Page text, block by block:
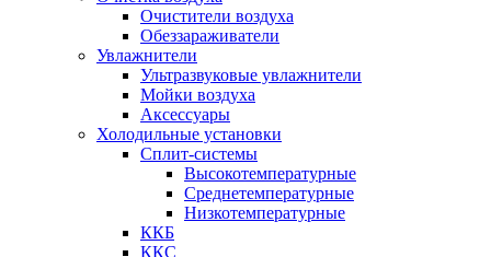
Очистители воздуха
Обеззараживатели
Увлажнители
Ультразвуковые увлажнители
Мойки воздуха
Аксессуары
Холодильные установки
Сплит-системы
Высокотемпературные
Среднетемпературные
Низкотемпературные
ККБ
ККС